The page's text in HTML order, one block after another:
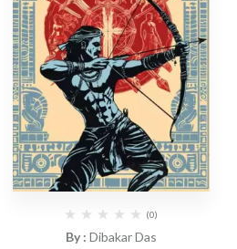
(0)
By : Dibakar Das